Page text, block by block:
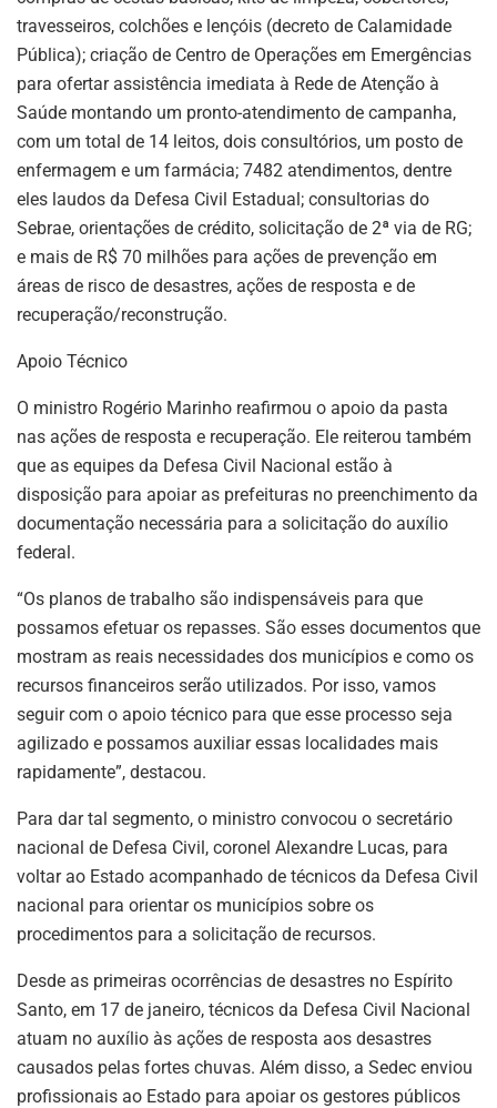
travesseiros, colchões e lençóis (decreto de Calamidade
Pública); criação de Centro de Operações em Emergências
para ofertar assistência imediata à Rede de Atenção à
Saúde montando um pronto-atendimento de campanha,
com um total de 14 leitos, dois consultórios, um posto de
enfermagem e um farmácia; 7482 atendimentos, dentre
eles laudos da Defesa Civil Estadual; consultorias do
Sebrae, orientações de crédito, solicitação de 2ª via de RG;
e mais de R$ 70 milhões para ações de prevenção em
áreas de risco de desastres, ações de resposta e de
recuperação/reconstrução.
Apoio Técnico
O ministro Rogério Marinho reafirmou o apoio da pasta
nas ações de resposta e recuperação. Ele reiterou também
que as equipes da Defesa Civil Nacional estão à
disposição para apoiar as prefeituras no preenchimento da
documentação necessária para a solicitação do auxílio
federal.
“Os planos de trabalho são indispensáveis para que
possamos efetuar os repasses. São esses documentos que
mostram as reais necessidades dos municípios e como os
recursos financeiros serão utilizados. Por isso, vamos
seguir com o apoio técnico para que esse processo seja
agilizado e possamos auxiliar essas localidades mais
rapidamente”, destacou.
Para dar tal segmento, o ministro convocou o secretário
nacional de Defesa Civil, coronel Alexandre Lucas, para
voltar ao Estado acompanhado de técnicos da Defesa Civil
nacional para orientar os municípios sobre os
procedimentos para a solicitação de recursos.
Desde as primeiras ocorrências de desastres no Espírito
Santo, em 17 de janeiro, técnicos da Defesa Civil Nacional
atuam no auxílio às ações de resposta aos desastres
causados pelas fortes chuvas. Além disso, a Sedec enviou
profissionais ao Estado para apoiar os gestores públicos